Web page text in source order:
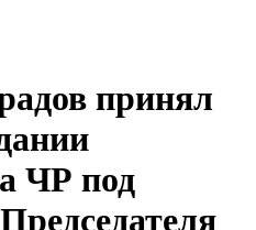
принял
ЧР под